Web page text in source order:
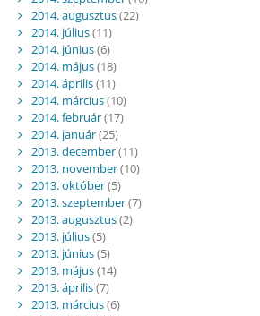
2014. augusztus(22)
2014. július(11)
2014. június(6)
2014. május(18)
2014. április(11)
2014. március(10)
2014. február(17)
2014. január(25)
2013. december(11)
2013. november(10)
2013. október(5)
2013. szeptember(7)
2013. augusztus(2)
2013. július(5)
2013. június(5)
2013. május(14)
2013. április(7)
2013. március(6)